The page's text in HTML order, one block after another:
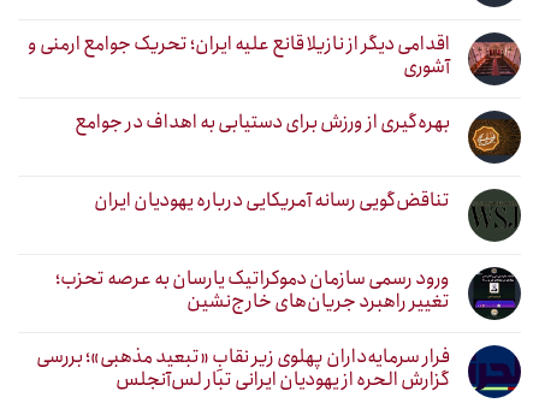
اقدامی دیگر از نازیلا قانع علیه ایران؛ تحریک جوامع ارمنی و
آشوری
بهره‌گیری از ورزش برای دستیابی به اهداف در جوامع
تناقض‌گویی رسانه آمریکایی درباره یهودیان ایران
ورود رسمی سازمان دموکراتیک یارسان به عرصه تحزب؛
تغییر راهبرد جریان‌های خارج‌نشین
فرار سرمایه‌داران پهلوی زیر نقابِ «تبعید مذهبی»؛ بررسی
گزارش الحره از یهودیان ایرانی تبار لس‌آنجلس